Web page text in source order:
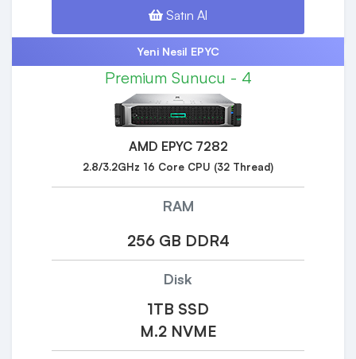
Satın Al
Yeni Nesil EPYC
Premium Sunucu - 4
AMD EPYC 7282
2.8/3.2GHz 16 Core CPU (32 Thread)
RAM
256 GB DDR4
Disk
1TB SSD
M.2 NVME